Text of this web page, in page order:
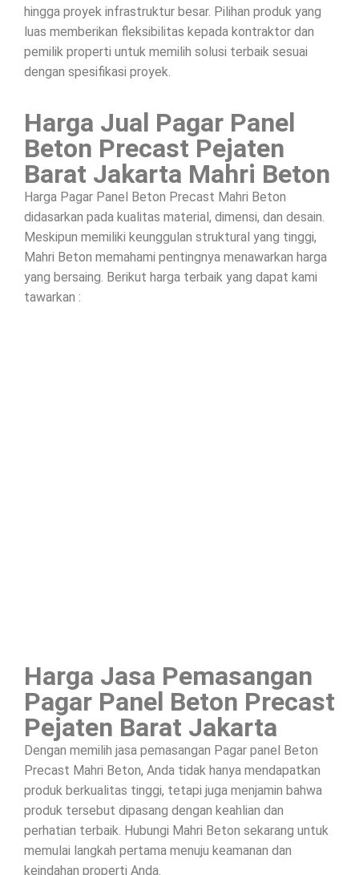
hingga proyek infrastruktur besar. Pilihan produk yang
luas memberikan fleksibilitas kepada kontraktor dan
pemilik properti untuk memilih solusi terbaik sesuai
dengan spesifikasi proyek.
Harga Jual Pagar Panel
Beton Precast Pejaten
Barat Jakarta Mahri Beton
Harga Pagar Panel Beton Precast Mahri Beton
didasarkan pada kualitas material, dimensi, dan desain.
Meskipun memiliki keunggulan struktural yang tinggi,
Mahri Beton memahami pentingnya menawarkan harga
yang bersaing. Berikut harga terbaik yang dapat kami
tawarkan :
Harga Jasa Pemasangan
Pagar Panel Beton Precast
Pejaten Barat Jakarta
Dengan memilih jasa pemasangan Pagar panel Beton
Precast Mahri Beton, Anda tidak hanya mendapatkan
produk berkualitas tinggi, tetapi juga menjamin bahwa
produk tersebut dipasang dengan keahlian dan
perhatian terbaik. Hubungi Mahri Beton sekarang untuk
memulai langkah pertama menuju keamanan dan
keindahan properti Anda.